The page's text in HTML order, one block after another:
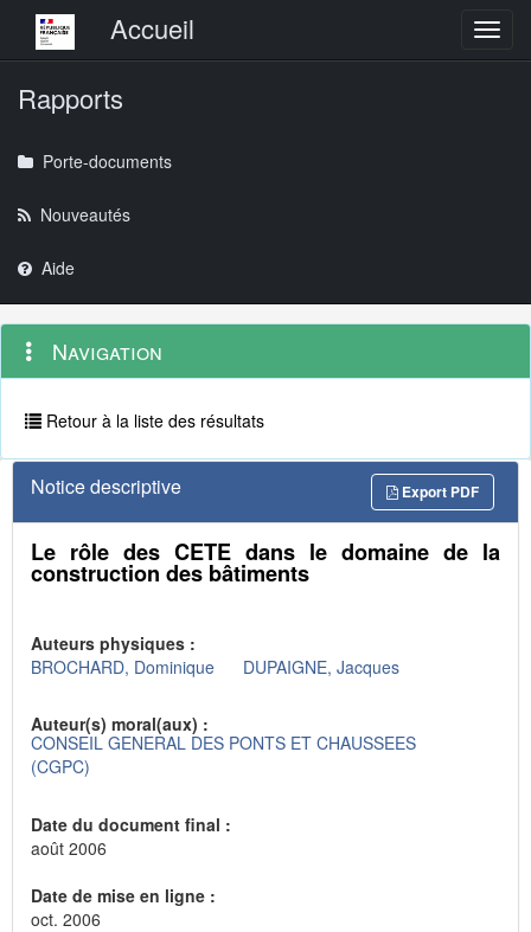
Menu principalAccueil
Rapports
Porte-documents
Nouveautés
Aide
Navigation
outils
Menu
contextuel
Navigation
Retour à la liste des résultats
Notice descriptive Export PDF
Le rôle des CETE dans le domaine de la
construction des bâtiments
Auteurs physiques :
BROCHARD, Dominique
DUPAIGNE, Jacques
Auteur(s) moral(aux) :
CONSEIL GENERAL DES PONTS ET CHAUSSEES
(CGPC)
Date du document final :
août 2006
Date de mise en ligne :
oct. 2006